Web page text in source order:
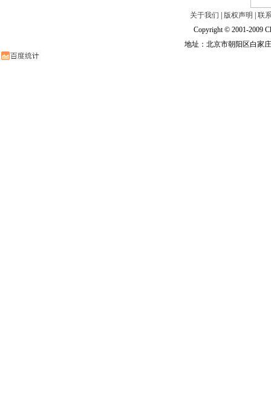
关于我们 版权声明
联
Copyright © 2001-2009
地址：北京市朝阳区白家